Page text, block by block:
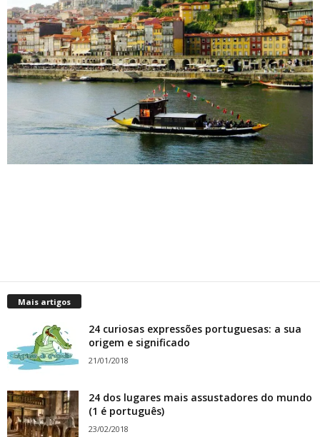
Mais artigos
24 curiosas expressões portuguesas: a sua
origem e significado
21/01/2018
24 dos lugares mais assustadores do mundo
(1 é português)
23/02/2018